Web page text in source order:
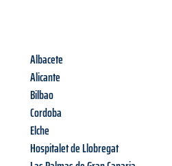
Albacete
Alicante
Bilbao
Cordoba
Elche
Hospitalet de Llobregat